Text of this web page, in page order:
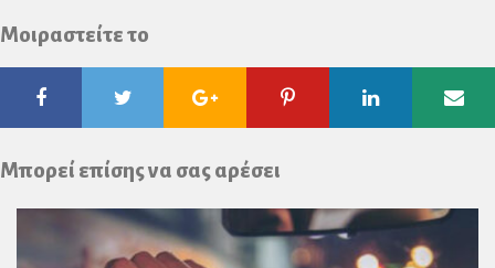
Μοιραστείτε το
FacebookTwitter Google
Plus
Pinterest Linkedin
Μπορεί επίσης να σας αρέσει